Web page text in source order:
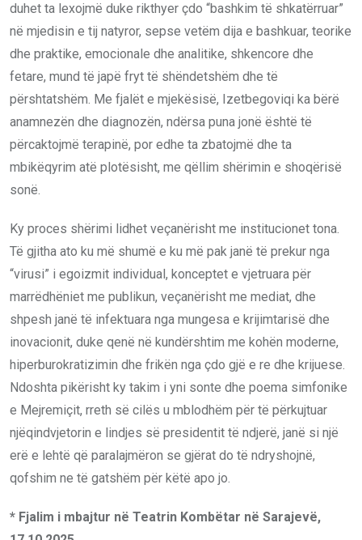
duhet ta lexojmë duke rikthyer çdo “bashkim të shkatërruar”
në mjedisin e tij natyror, sepse vetëm dija e bashkuar, teorike
dhe praktike, emocionale dhe analitike, shkencore dhe
fetare, mund të japë fryt të shëndetshëm dhe të
përshtatshëm. Me fjalët e mjekësisë, Izetbegoviqi ka bërë
anamnezën dhe diagnozën, ndërsa puna jonë është të
përcaktojmë terapinë, por edhe ta zbatojmë dhe ta
mbikëqyrim atë plotësisht, me qëllim shërimin e shoqërisë
sonë.
Ky proces shërimi lidhet veçanërisht me institucionet tona.
Të gjitha ato ku më shumë e ku më pak janë të prekur nga
“virusi” i egoizmit individual, konceptet e vjetruara për
marrëdhëniet me publikun, veçanërisht me mediat, dhe
shpesh janë të infektuara nga mungesa e krijimtarisë dhe
inovacionit, duke qenë në kundërshtim me kohën moderne,
hiperburokratizimin dhe frikën nga çdo gjë e re dhe krijuese.
Ndoshta pikërisht ky takim i yni sonte dhe poema simfonike
e Mejremiçit, rreth së cilës u mblodhëm për të përkujtuar
njëqindvjetorin e lindjes së presidentit të ndjerë, janë si një
erë e lehtë që paralajmëron se gjërat do të ndryshojnë,
qofshim ne të gatshëm për këtë apo jo.
* Fjalim i mbajtur në Teatrin Kombëtar në Sarajevë,